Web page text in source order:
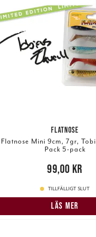
FLATNOSE
Flatnose Mini 9cm, 7gr,
Pack 5-pack
99,00 kr99,00 kr
TILLFÄLLIGT SLUT
LÄS MER